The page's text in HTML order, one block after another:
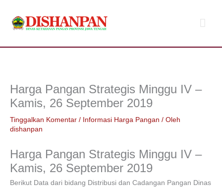
konten
Harga Pangan Strategis Minggu IV –
Kamis, 26 September 2019
Tinggalkan Komentar / Informasi Harga Pangan / Oleh
dishanpan
Harga Pangan Strategis Minggu IV –
Kamis, 26 September 2019
Berikut Data dari bidang Distribusi dan Cadangan Pangan Dinas